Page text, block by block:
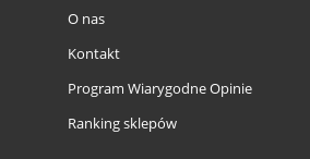
O nas
Kontakt
Program Wiarygodne Opinie
Ranking sklepów